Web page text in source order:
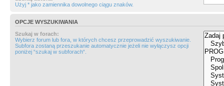
Użyj * jako zamiennika dowolnego ciągu znaków.
OPCJE WYSZUKIWANIA
Szukaj w forach:
Wybierz forum lub fora, w których chcesz przeprowadzić wyszukiwanie.
Subfora zostaną przeszukanie automatycznie jeżeli nie wyłączysz opcji
poniżej “szukaj w subforach“.